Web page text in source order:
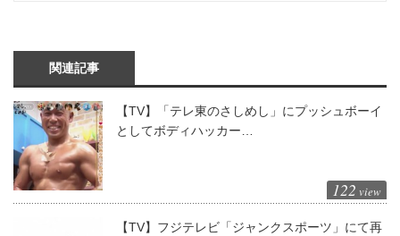
関連記事
【TV】「テレ東のさしめし」にプッシュボーイ
としてボディハッカー…
122 view
【TV】フジテレビ「ジャンクスポーツ」にて再